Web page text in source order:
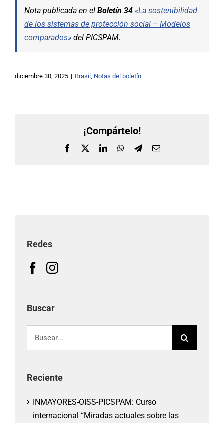
Nota publicada en el Boletín 34 «La sostenibilidad
de los sistemas de protección social – Modelos
comparados» del PICSPAM.
diciembre 30, 2025 | Brasil Notas del boletín
¡Compártelo!
Facebook LinkedInWhatsApp
TelegramCorreo
Redes
Buscar
Reciente
INMAYORES-OISS-PICSPAM: Curso
internacional “Miradas actuales sobre las